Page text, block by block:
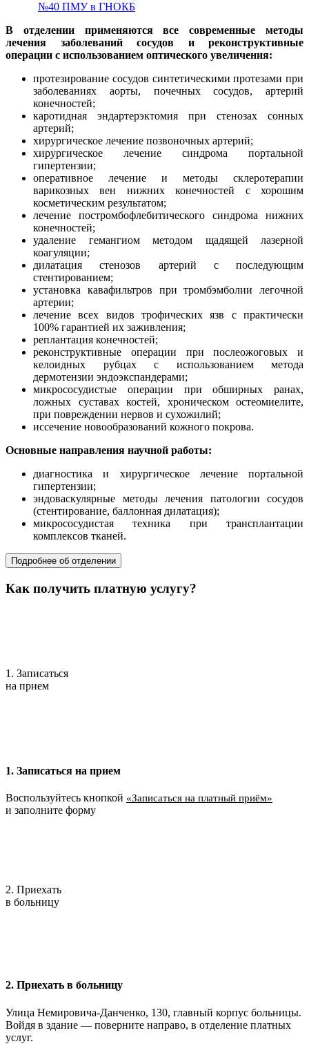
№40 ПМУ в ГНОКБ
В отделении применяются все современные методы
лечения заболеваний сосудов и реконструктивные
операции с использованием оптического увеличения:
протезирование сосудов синтетическими протезами при
заболеваниях аорты, почечных сосудов, артерий
конечностей;
каротидная эндартерэктомия при стенозах сонных
артерий;
хирургическое лечение позвоночных артерий;
хирургическое лечение синдрома портальной
гипертензии;
оперативное лечение и методы склеротерапии
варикозных вен нижних конечностей с хорошим
косметическим результатом;
лечение постромбофлебитического синдрома нижних
конечностей;
удаление гемангиом методом щадящей лазерной
коагуляции;
дилатация стенозов артерий с последующим
стентированием;
установка кавафильтров при тромбэмболии легочной
артерии;
лечение всех видов трофических язв с практически
100% гарантией их заживления;
реплантация конечностей;
реконструктивные операции при послеожоговых и
келоидных рубцах с использованием метода
дермотензии эндоэкспандерами;
микрососудистые операции при обширных ранах,
ложных суставах костей, хроническом остеомиелите,
при повреждении нервов и сухожилий;
иссечение новообразований кожного покрова.
Основные направления научной работы:
диагностика и хирургическое лечение портальной
гипертензии;
эндоваскулярные методы лечения патологии сосудов
(стентирование, баллонная дилатация);
микрососудистая техника при трансплантации
комплексов тканей.
Подробнее об отделении
Как получить платную услугу?
1. Записаться
на прием
1. Записаться на прием
Воспользуйтесь кнопкой «Записаться на платный приём»
и заполните форму
2. Приехать
в больницу
2. Приехать в больницу
Улица Немировича-Данченко, 130, главный корпус больницы.
Войдя в здание — поверните направо, в отделение платных
услуг.